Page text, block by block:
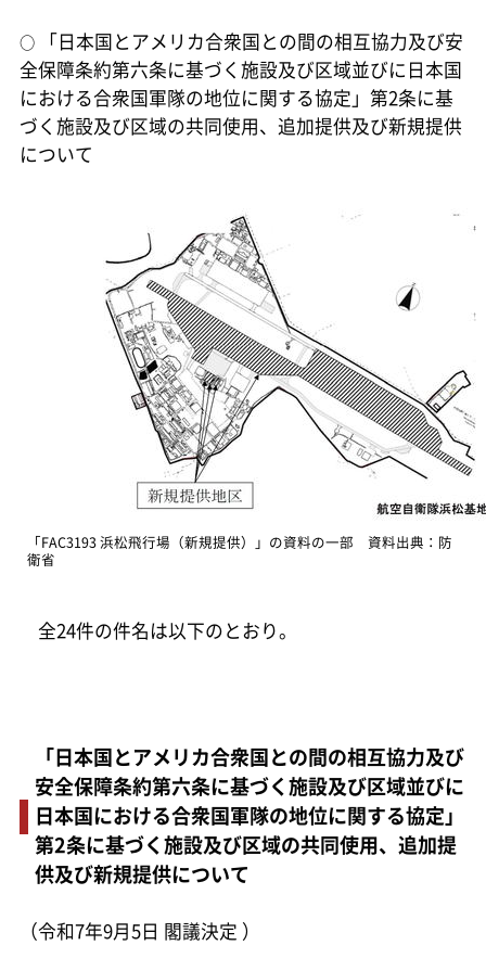
○「日本国とアメリカ合衆国との間の相互協力及び安
全保障条約第六条に基づく施設及び区域並びに日本国
における合衆国軍隊の地位に関する協定」第2条に基
づく施設及び区域の共同使用、追加提供及び新規提供
について
「FAC3193 浜松飛行場（新規提供）」の資料の一部 資料出典：防
衛省
全24件の件名は以下のとおり。
「日本国とアメリカ合衆国との間の相互協力及び
安全保障条約第六条に基づく施設及び区域並びに
日本国における合衆国軍隊の地位に関する協定」
第2条に基づく施設及び区域の共同使用、追加提
供及び新規提供について
（令和7年9月5日 閣議決定 ）